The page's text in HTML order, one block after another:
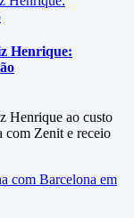
Henrique:
Henrique ao custo
com Zenit e receio